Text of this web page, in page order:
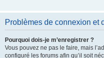
Problèmes de connexion et
Pourquoi dois-je m’enregistrer ?
Vous pouvez ne pas le faire, mais
configuré les forums afin qu’il soit